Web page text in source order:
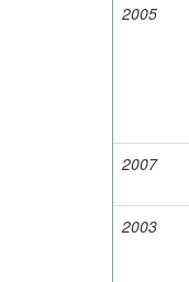
2005
2007
2003